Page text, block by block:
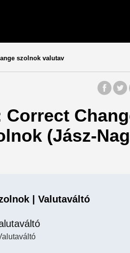
szolnok valutav
(Jász-
| Valutaváltó